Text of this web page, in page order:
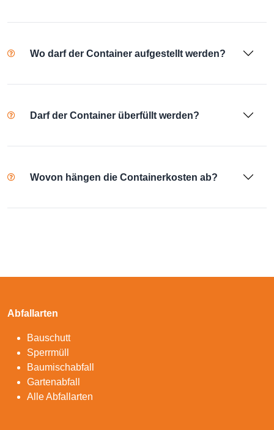
Wo darf der Container aufgestellt werden?
Darf der Container überfüllt werden?
Wovon hängen die Containerkosten ab?
Abfallarten
Bauschutt
Sperrmüll
Baumischabfall
Gartenabfall
Alle Abfallarten